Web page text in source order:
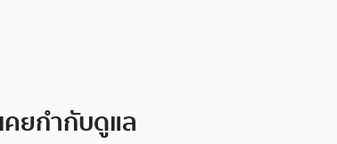
คยกำกับดูแล